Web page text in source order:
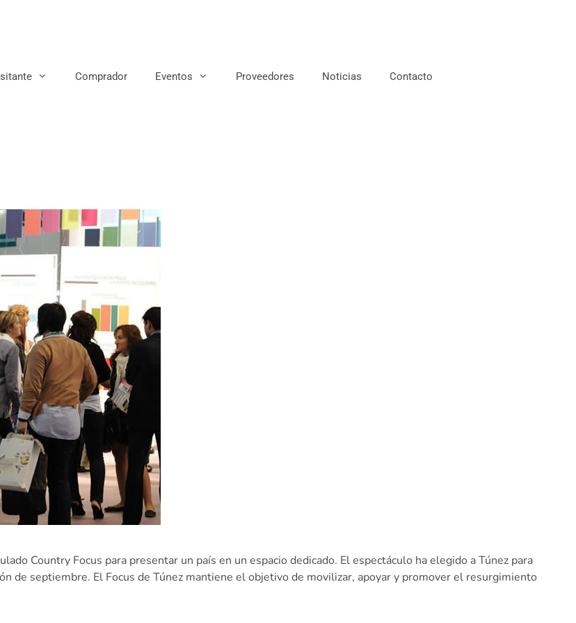
Comprador Eventos Proveedores Noticias Contacto
Country Focus para presentar un país en un espacio dedicado. El espectáculo ha elegido a Túnez para
de septiembre. El Focus de Túnez mantiene el objetivo de movilizar, apoyar y promover el resurgimiento